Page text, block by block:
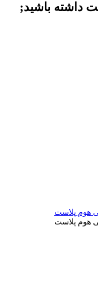
داشته باشید;